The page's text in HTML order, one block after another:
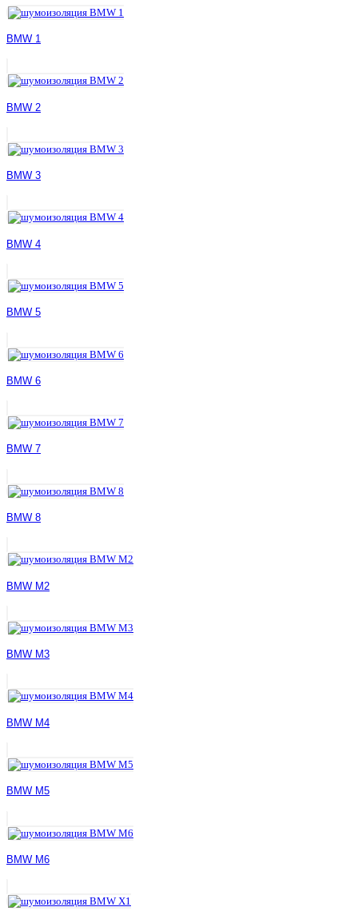
BMW 1
BMW 2
BMW 3
BMW 4
BMW 5
BMW 6
BMW 7
BMW 8
BMW M2
BMW M3
BMW M4
BMW M5
BMW M6